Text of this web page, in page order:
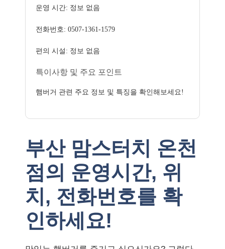
운영 시간: 정보 없음
전화번호: 0507-1361-1579
편의 시설: 정보 없음
특이사항 및 주요 포인트
햄버거 관련 주요 정보 및 특징을 확인해보세요!
부산 맘스터치 온천
점의 운영시간, 위
치, 전화번호를 확
인하세요!